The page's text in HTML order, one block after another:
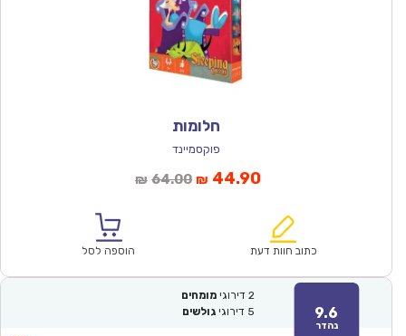
חלומות
פוקסמיינד
₪ 64.00המחיר
₪64.00.
₪ 44.90המחיר
הוא:
כתוב חוות דעת הוספה לסל
9.6
נהדר
2 דירוגי מומחים
5 דירוגי גולשים